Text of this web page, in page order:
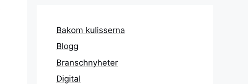
Bakom kulisserna
Blogg
Branschnyheter
Digital